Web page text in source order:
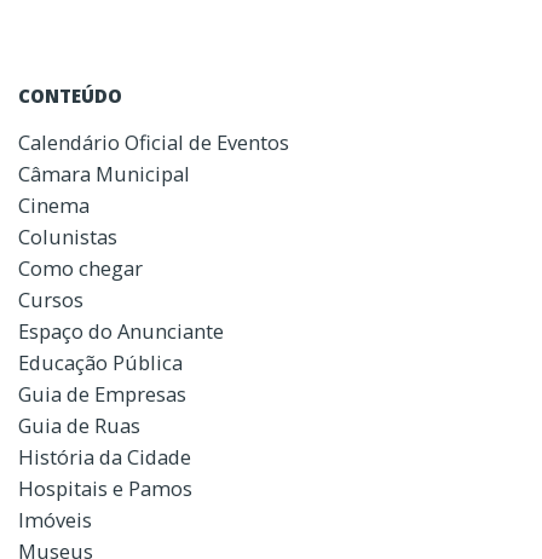
CONTEÚDO
Calendário Oficial de Eventos
Câmara Municipal
Cinema
Colunistas
Como chegar
Cursos
Espaço do Anunciante
Educação Pública
Guia de Empresas
Guia de Ruas
História da Cidade
Hospitais e Pamos
Imóveis
Museus